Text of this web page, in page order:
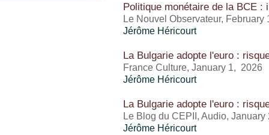
Politique monétaire de la BCE
Le Nouvel Observateur, February
Jérôme Héricourt
La Bulgarie adopte l'euro :
France Culture, January 1, 2026
Jérôme Héricourt
La Bulgarie adopte l'euro :
Le Blog du CEPII, Audio, January
Jérôme Héricourt